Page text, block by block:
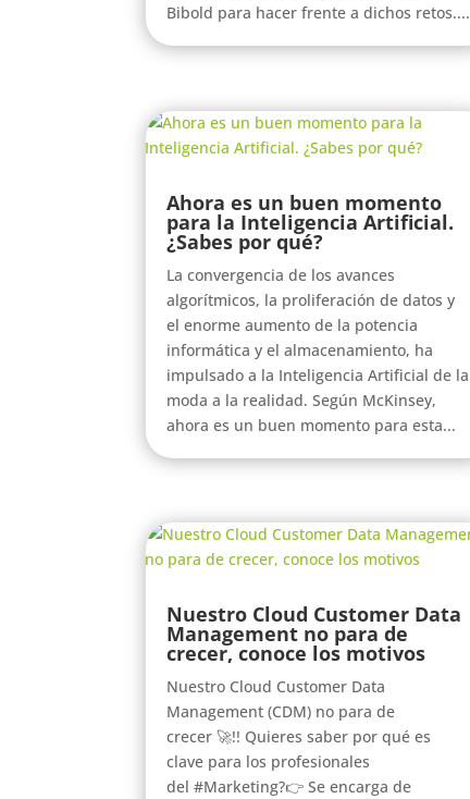
Bibold para hacer frente a dichos retos....
Ahora es un buen momento
para la Inteligencia Artificial.
¿Sabes por qué?
La convergencia de los avances
algorítmicos, la proliferación de datos y
el enorme aumento de la potencia
informática y el almacenamiento, ha
impulsado a la Inteligencia Artificial de la
moda a la realidad. Según McKinsey,
ahora es un buen momento para esta...
Nuestro Cloud Customer Data
Management no para de
crecer, conoce los motivos
Nuestro Cloud Customer Data
Management (CDM) no para de
crecer 🚀!! Quieres saber por qué es
clave para los profesionales
del #Marketing?👉 Se encarga de